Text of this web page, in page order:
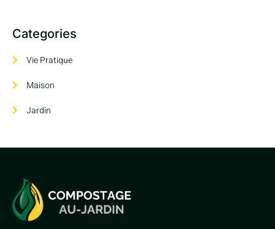
Categories
Vie Pratique
Maison
Jardin